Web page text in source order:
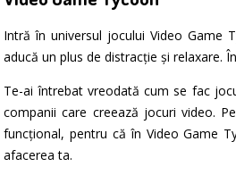
Intră în universul jocului Video Game
aducă un plus de distracție și relaxare.
Te-ai întrebat vreodată cum se fac
companii care creează jocuri video.
funcțional, pentru că în Video Game
afacerea ta.